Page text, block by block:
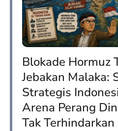
Blokade Hormuz
Jebakan Malaka:
Strategis
Arena Perang
Tak Terhindarkan